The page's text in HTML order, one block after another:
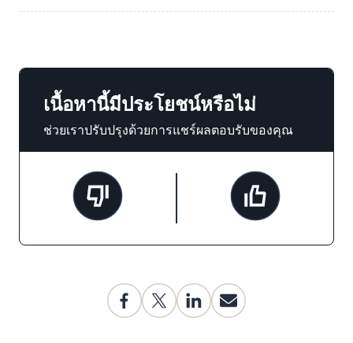
เนื้อหานี้มีประโยชน์หรือไม่
ช่วยเราปรับปรุงด้วยการแชร์ผลตอบรับของคุณ